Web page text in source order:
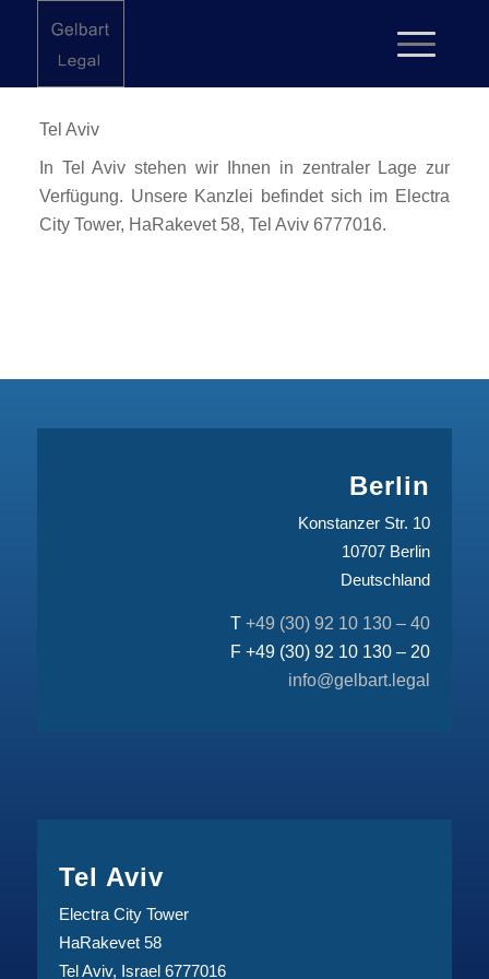
Tel Aviv
In Tel Aviv stehen wir Ihnen in zentraler Lage zur
Verfügung. Unsere Kanzlei befindet sich im Electra
City Tower, HaRakevet 58, Tel Aviv 6777016.
Berlin
Konstanzer Str. 10
10707 Berlin
Deutschland
T+49 (30) 92 10 130 – 40
F +49 (30) 92 10 130 – 20
info@gelbart.legal
Tel Aviv
Electra City Tower
HaRakevet 58
Tel Aviv, Israel 6777016